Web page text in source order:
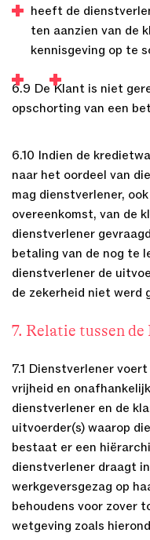
heeft de
ten aanzien van de
kennisgeving op te
6.9 De Klant is niet
opschorting van een
6.10 Indien de
naar het oordeel van
mag dienstverlener,
overeenkomst, van de
dienstverlener
betaling van de nog te
dienstverlener de
de zekerheid niet werd
7. Relatie tussen
7.1 Dienstverlener
vrijheid en
dienstverlener en de
uitvoerder(s) waarop
bestaat er een
dienstverlener draagt
werkgeversgezag op
behoudens voor zover
wetgeving zoals